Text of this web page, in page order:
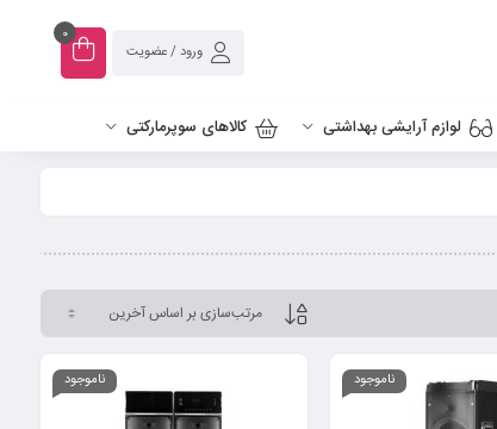
ورود / عضویت
0
لوازم آرایشی بهداشتی کالاهای سوپرمارکتی
ناموجود ناموجود